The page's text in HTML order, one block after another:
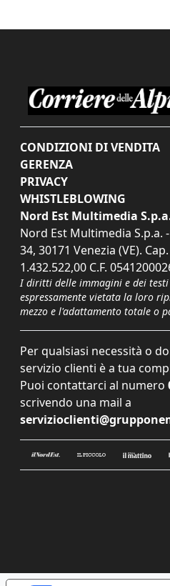
CONDIZIONI DI VENDITA
GERENZA
PRIVACY
WHISTLEBLOWING
Nord Est Multimedia
Nord Est Multimedia S.p.a.
34, 30171 Venezia (VE).
1.432.522,00 C.F.
I diritti delle immagini e dei testi
espressamente vietata la loro
mezzo e l'adattamento totale o
Per qualsiasi necessità o
servizio clienti è a tua
Puoi contattarci al numero
scrivendo una mail a